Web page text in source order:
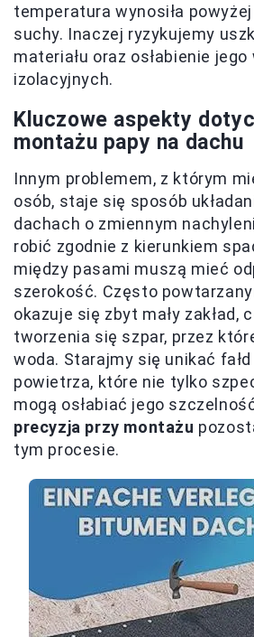
temperatura wynosiła powyżej
suchy. Inaczej ryzykujemy
materiału oraz osłabienie
izolacyjnych.
Kluczowe aspekty
montażu papy na dachu
Innym problemem, z którym
osób, staje się sposób
dachach o zmiennym
robić zgodnie z kierunkiem
między pasami muszą mieć
szerokość. Często
okazuje się zbyt mały zakład,
tworzenia się szpar, przez
woda. Starajmy się unikać
powietrza, które nie tylko
mogą osłabiać jego
precyzja przy montażu
tym procesie.